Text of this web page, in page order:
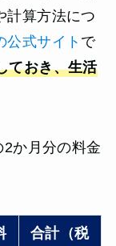
計算方法につ
公式サイト で
ておき、生活
か月分の料金
合計（税